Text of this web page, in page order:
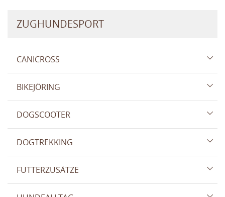
ZUGHUNDESPORT
CANICROSS
BIKEJÖRING
DOGSCOOTER
DOGTREKKING
FUTTERZUSÄTZE